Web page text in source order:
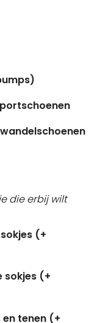
die erbij wilt
(+
sokjes (+
tenen (+